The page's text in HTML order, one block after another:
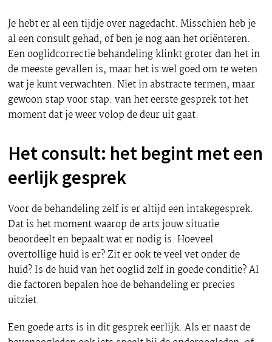
Je hebt er al een tijdje over nagedacht. Misschien heb je
al een consult gehad, of ben je nog aan het oriënteren.
Een ooglidcorrectie behandeling klinkt groter dan het in
de meeste gevallen is, maar het is wel goed om te weten
wat je kunt verwachten. Niet in abstracte termen, maar
gewoon stap voor stap: van het eerste gesprek tot het
moment dat je weer volop de deur uit gaat.
Het consult: het begint met een
eerlijk gesprek
Voor de behandeling zelf is er altijd een intakegesprek.
Dat is het moment waarop de arts jouw situatie
beoordeelt en bepaalt wat er nodig is. Hoeveel
overtollige huid is er? Zit er ook te veel vet onder de
huid? Is de huid van het ooglid zelf in goede conditie? Al
die factoren bepalen hoe de behandeling er precies
uitziet.
Een goede arts is in dit gesprek eerlijk. Als er naast de